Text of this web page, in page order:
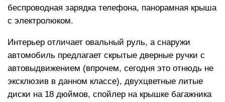
беспроводная зарядка телефона, панорамная крыша
с электролюком.
Интерьер отличает овальный руль, а снаружи
автомобиль предлагает скрытые дверные ручки с
автовыдвижением (впрочем, сегодня это отнюдь не
эксклюзив в данном классе), двухцветные литые
диски на 18 дюймов, спойлер на крышке багажника